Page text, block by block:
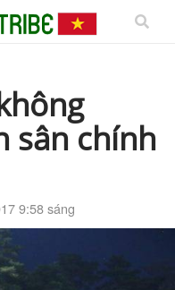
sân chính
9:58 sáng